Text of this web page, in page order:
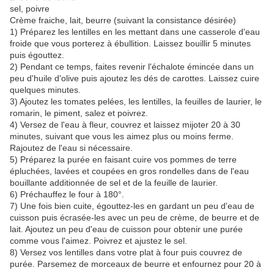
sel, poivre
Crème fraiche, lait, beurre (suivant la consistance désirée)
1) Préparez les lentilles en les mettant dans une casserole d'eau
froide que vous porterez à ébullition. Laissez bouillir 5 minutes
puis égouttez.
2) Pendant ce temps, faites revenir l'échalote émincée dans un
peu d'huile d'olive puis ajoutez les dés de carottes. Laissez cuire
quelques minutes.
3) Ajoutez les tomates pelées, les lentilles, la feuilles de laurier, le
romarin, le piment, salez et poivrez.
4) Versez de l'eau à fleur, couvrez et laissez mijoter 20 à 30
minutes, suivant que vous les aimez plus ou moins ferme.
Rajoutez de l'eau si nécessaire.
5) Préparez la purée en faisant cuire vos pommes de terre
épluchées, lavées et coupées en gros rondelles dans de l'eau
bouillante additionnée de sel et de la feuille de laurier.
6) Préchauffez le four à 180°.
7) Une fois bien cuite, égouttez-les en gardant un peu d'eau de
cuisson puis écrasée-les avec un peu de crème, de beurre et de
lait. Ajoutez un peu d'eau de cuisson pour obtenir une purée
comme vous l'aimez. Poivrez et ajustez le sel.
8) Versez vos lentilles dans votre plat à four puis couvrez de
purée. Parsemez de morceaux de beurre et enfournez pour 20 à